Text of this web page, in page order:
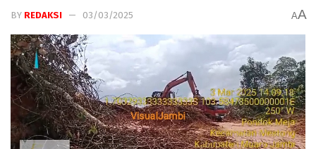
BY REDAKSI 03/03/2025 AA